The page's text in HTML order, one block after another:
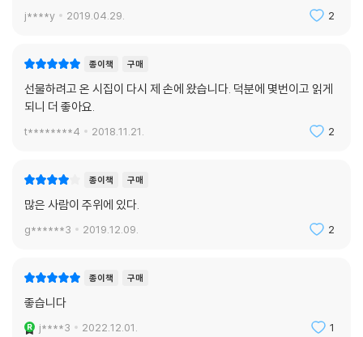
시인의 앞선 시집들에서 언급되던 요소가 언어유희와 말놀이, 그리고 그
으로 꾸린 이유를 ‘나도 모르게 나에게 영향을 주는 사람들을 기록’하고자
했기 때문이라 밝혔다. 그가 말한 ‘사람’은 기인이나 달인과 같은 특별한 존
재가 ‘아니다’. 그저 주위에 있는 사람, 스쳐 지나간 사람 등, 이어지거나 이
어지지 않은, 부딪치거나 부딪힌 사람이며, 마침내 그의 삶을 뒤튼 사람들
도 편편의 시를 통해 또 다른 나를 발견할 수 있기를 바란다. 익히 알고 있
던 나, 여태 몰랐던 나, 알지만 외면했던 나…… 결국은 ‘사람’인 나를.
의 뒤척임은 나비의 날갯짓만큼이나 위태롭고 강력하다. 예의 그 예민한
섬들이 몸을 떨고 있다. 무시무시한 물방울 효과.
―105쪽, 산문 「물방울 효과」 중
j****y 2019.04.29. 2
종이책 구매
선물하려고 온 시집이 다시 제 손에 왔습니다. 덕분에 몇번이고 읽게
되니 더 좋아요.
t********4 2018.11.21. 2
종이책 구매
많은 사람이 주위에 있다.
g******3 2019.12.09. 2
종이책 구매
좋습니다
j****3 2022.12.01. 1